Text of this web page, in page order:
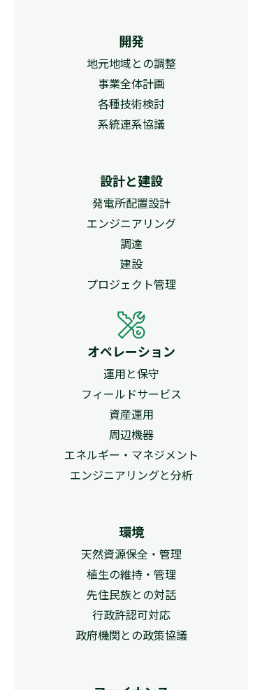
開発
地元地域との調整
事業全体計画
各種技術検討
系統連系協議
設計と建設
発電所配置設計
エンジニアリング
調達
建設
プロジェクト管理
オペレーション
運用と保守
フィールドサービス
資産運用
周辺機器
エネルギー・マネジメント
エンジニアリングと分析
環境
天然資源保全・管理
植生の維持・管理
先住民族との対話
行政許認可対応
政府機関との政策協議